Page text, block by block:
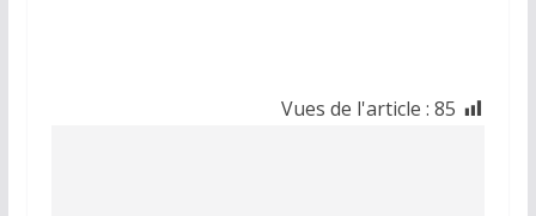
Vues de l'article : 85